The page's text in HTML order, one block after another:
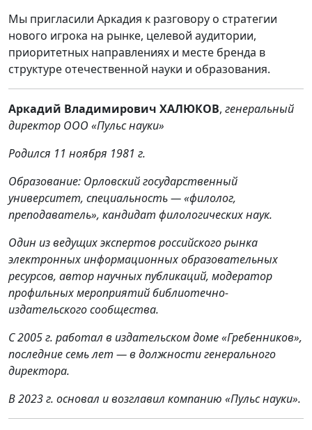
Мы пригласили Аркадия к разговору о стратегии
нового игрока на рынке, целевой аудитории,
приоритетных направлениях и месте бренда в
структуре отечественной науки и образования.
Аркадий Владимирович ХАЛЮКОВ, генеральный
директор ООО «Пульс науки»
Родился 11 ноября 1981 г.
Образование: Орловский государственный
университет, специальность — «филолог,
преподаватель», кандидат филологических наук.
Один из ведущих экспертов российского рынка
электронных информационных образовательных
ресурсов, автор научных публикаций, модератор
профильных мероприятий библиотечно-
издательского сообщества.
С 2005 г. работал в издательском доме «Гребенников»,
последние семь лет — в должности генерального
директора.
В 2023 г. основал и возглавил компанию «Пульс науки».